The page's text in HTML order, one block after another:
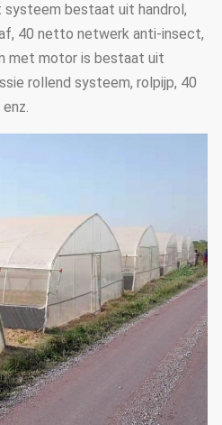
bestaat uit handrol,
40 netto netwerk anti-insect,
met motor is bestaat uit
rollend systeem, rolpijp, 40